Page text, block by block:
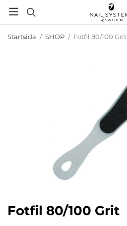
Startsida / SHOP / Fotfil 80/100 Grit
Fotfil 80/100 Grit